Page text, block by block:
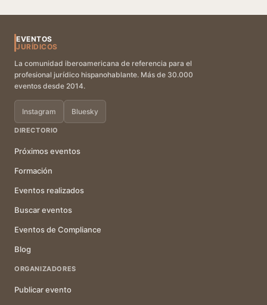
EVENTOS
JURÍDICOS
La comunidad iberoamericana de referencia para el
profesional jurídico hispanohablante. Más de 30.000
eventos desde 2014.
Instagram Bluesky
DIRECTORIO
Próximos eventos
Formación
Eventos realizados
Buscar eventos
Eventos de Compliance
Blog
ORGANIZADORES
Publicar evento